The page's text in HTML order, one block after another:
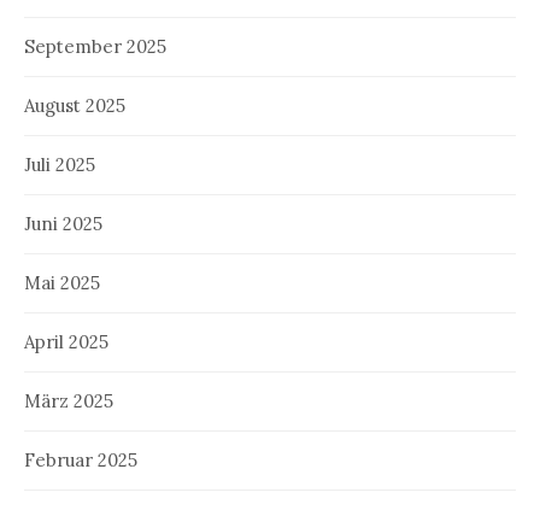
September 2025
August 2025
Juli 2025
Juni 2025
Mai 2025
April 2025
März 2025
Februar 2025